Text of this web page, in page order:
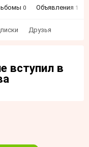
0 Объявления 1
Друзья
вступил в